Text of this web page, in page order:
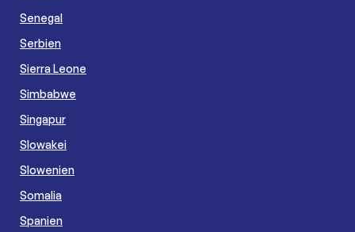
Senegal
Serbien
Sierra Leone
Simbabwe
Singapur
Slowakei
Slowenien
Somalia
Spanien